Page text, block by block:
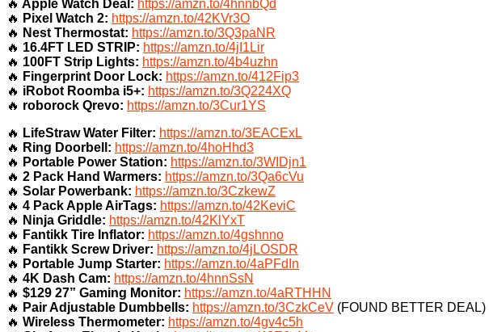
🔥 Apple Watch Deal: https://amzn.to/4hnnbQd
🔥 Pixel Watch 2: https://amzn.to/42KVr3O
🔥 Nest Thermostat: https://amzn.to/3Q3paNR
🔥 16.4FT LED STRIP: https://amzn.to/4jI1Lir
🔥 100FT Strip Lights: https://amzn.to/4b4uzhn
🔥 Fingerprint Door Lock: https://amzn.to/412Fip3
🔥 iRobot Roomba i5+: https://amzn.to/3Q224XQ
🔥 roborock Qrevo: https://amzn.to/3Cur1YS
🔥 LifeStraw Water Filter: https://amzn.to/3EACExL
🔥 Ring Doorbell: https://amzn.to/4hoHhd3
🔥 Portable Power Station: https://amzn.to/3WIDjn1
🔥 2 Pack Hand Warmers: https://amzn.to/3Qa6cVu
🔥 Solar Powerbank: https://amzn.to/3CzkewZ
🔥 4 Pack Apple AirTags: https://amzn.to/42KeviC
🔥 Ninja Griddle: https://amzn.to/42KlYxT
🔥 Fantikk Tire Inflator: https://amzn.to/4gshnno
🔥 Fantikk Screw Driver: https://amzn.to/4jLOSDR
🔥 Portable Jump Starter: https://amzn.to/4aPFdIn
🔥 4K Dash Cam: https://amzn.to/4hnnSsN
🔥 $129 27” Gaming Monitor: https://amzn.to/4aRTHHN
🔥 Pair Adjustable Dumbbells: https://amzn.to/3CzkCeV (FOUND BETTER DEAL)
🔥 Wireless Thermometer: https://amzn.to/4gv4c5h